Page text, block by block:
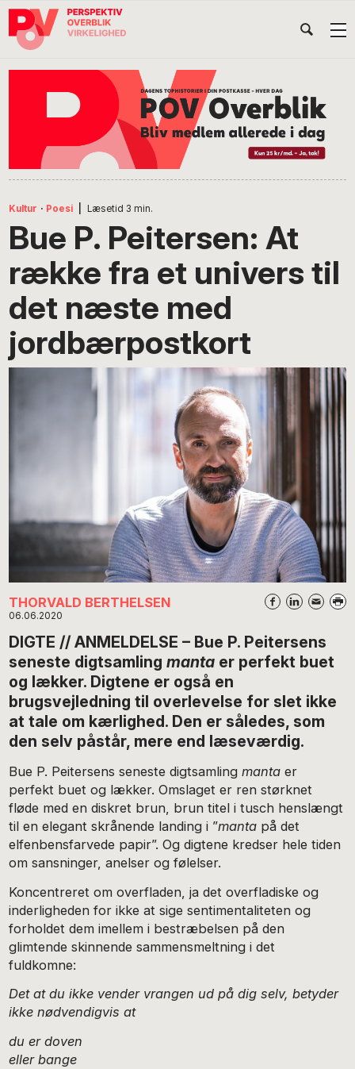
Gå
direkte
Skip
indhold
Gå
direkte
Kultur · Poesi Læsetid 3 min.
Bue P. Peitersen: At
række fra et univers til
det næste med
jordbærpostkort
THORVALD BERTHELSEN
06.06.2020
DIGTE // ANMELDELSE – Bue P. Peitersens
seneste digtsamlingmanta er perfekt buet
og lækker. Digtene er også en
brugsvejledning til overlevelse for slet ikke
at tale om kærlighed. Den er således, som
den selv påstår, mere end læseværdig.
Bue P. Peitersens seneste digtsamlingmanta er
perfekt buet og lækker. Omslaget er ren størknet
fløde med en diskret brun, brun titel i tusch henslængt
til en elegant skrånende landing i ”manta på det
elfenbensfarvede papir”. Og digtene kredser hele tiden
om sansninger, anelser og følelser.
Koncentreret om overfladen, ja det overfladiske og
inderligheden for ikke at sige sentimentaliteten og
forholdet dem imellem i bestræbelsen på den
glimtende skinnende sammensmeltning i det
fuldkomne:
Det at du ikke vender vrangen ud på dig selv, betyder
ikke nødvendigvis at
du er doven
eller bange